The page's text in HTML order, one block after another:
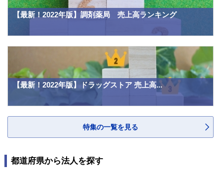
【最新！2022年版】調剤薬局 売上高ランキング
【最新！2022年版】ドラッグストア 売上高...
特集の一覧を見る
都道府県から法人を探す